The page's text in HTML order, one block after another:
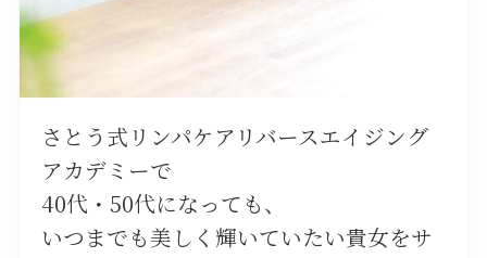
さとう式リンパケアリバースエイジング
アカデミーで
40代・50代になっても、
いつまでも美しく輝いていたい貴女をサ